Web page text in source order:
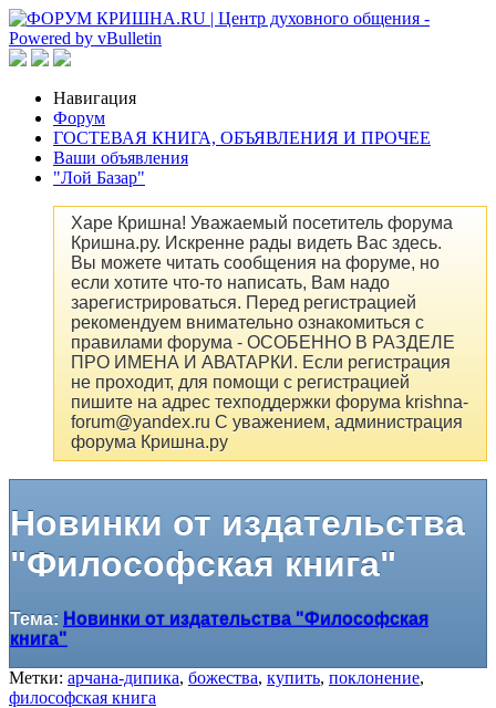
Навигация
Форум
ГОСТЕВАЯ КНИГА, ОБЪЯВЛЕНИЯ И ПРОЧЕЕ
Ваши объявления
"Лой Базар"
Харе Кришна! Уважаемый посетитель форума
Кришна.ру. Искренне рады видеть Вас здесь.
Вы можете читать сообщения на форуме, но
если хотите что-то написать, Вам надо
зарегистрироваться. Перед регистрацией
рекомендуем внимательно ознакомиться с
правилами форума - ОСОБЕННО В РАЗДЕЛЕ
ПРО ИМЕНА И АВАТАРКИ. Если регистрация
не проходит, для помощи с регистрацией
пишите на адрес техподдержки форума krishna-
forum@yandex.ru С уважением, администрация
форума Кришна.ру
Новинки от издательства
"Философская книга"
Тема: Новинки от издательства "Философская
книга"
Метки: арчана-дипика, божества, купить, поклонение,
философская книга